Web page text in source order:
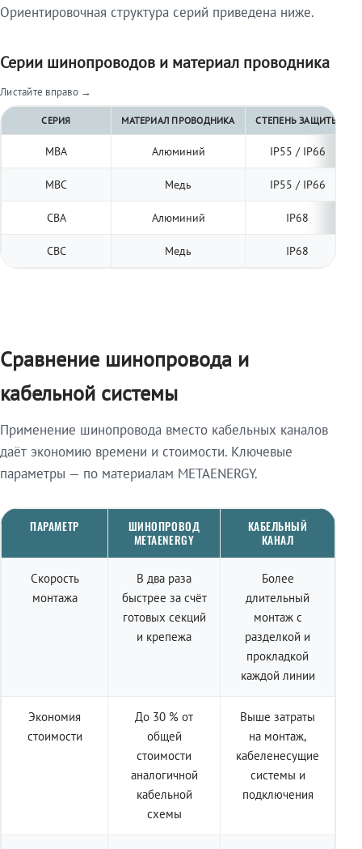
Ориентировочная структура серий приведена ниже.
Серии шинопроводов и материал проводника
Листайте вправо →
СЕРИЯ МАТЕРИАЛ ПРОВОДНИКА СТЕПЕНЬ ЗАЩИТЫ
МВА Алюминий IP55 / IP66
МВС Медь IP55 / IP66
СВА Алюминий IP68
СВС Медь IP68
Сравнение шинопровода и
кабельной системы
Применение шинопровода вместо кабельных каналов
даёт экономию времени и стоимости. Ключевые
параметры — по материалам METAENERGY.
ПАРАМЕТР
ШИНОПРОВОД
METAENERGY
КАБЕЛЬНЫЙ
КАНАЛ
Скорость
монтажа
В два раза
быстрее за счёт
готовых секций
и крепежа
Более
длительный
монтаж с
разделкой и
прокладкой
каждой линии
Экономия
стоимости
До 30 % от
общей
стоимости
аналогичной
кабельной
схемы
Выше затраты
на монтаж,
кабеленесущие
системы и
подключения